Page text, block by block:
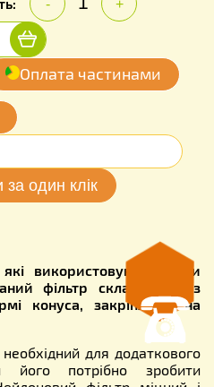
- +
Оплата частинами
використовуються при
фільтр складається з
конуса, закріпленої на
для додаткового
потрібно зробити